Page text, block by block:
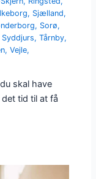
, Sjælland,
, Sorø,
Syddjurs,Tårnby,
,Vejle,
skal have
tid til at få